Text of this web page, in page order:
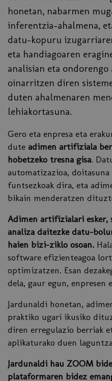
honetan, nabarmen
inferentzia-ahalmena,
datu-kopuru
eta handiagoaren
analisian eta
oinarritzen diren
duten ahalmenaren
lehiakortasuna.
Gero eta enpresa eta
dute adimen artifiziala
hobetzeko tresna gisa.
automatizazioa,
funtsezkoak dira, eta
bikain menderatzen
Adimen artifizialari esker,
analiza daitezke datu-
haien bizi-ziklo osoan.
software efizienteagoa
optimizatzen. Esan
dela, gaur egun, enpresen
Jardunaldi honetan,
praktiko ugari ikusiko
diren erregulazio berriak
aplikaturako duen
Jardunaldi hau ZOOM
plataformaren bidez